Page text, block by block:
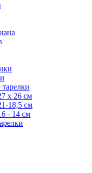
х 26 см
18,5 см
- 14 см